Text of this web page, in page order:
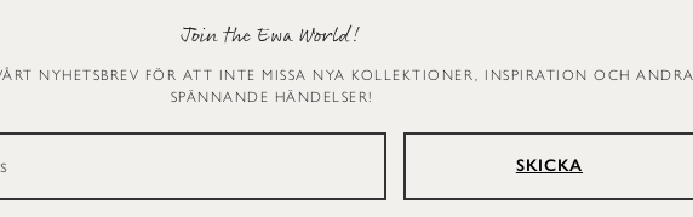
Join the Ewa World!
NYHETSBREV FÖR ATT INTE MISSA NYA KOLLEKTIONER, INSPIRATION OCH ANDRA
SPÄNNANDE HÄNDELSER!
SKICKA